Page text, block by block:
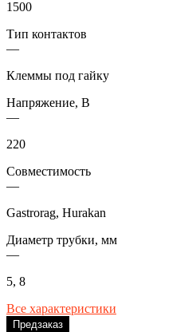
1500
Тип контактов
—
Клеммы под гайку
Напряжение, В
—
220
Совместимость
—
Gastrorag, Hurakan
Диаметр трубки, мм
—
5, 8
Все характеристики
Предзаказ